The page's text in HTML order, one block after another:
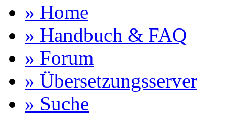
» Home
» Handbuch & FAQ
» Forum
» Übersetzungsserver
» Suche